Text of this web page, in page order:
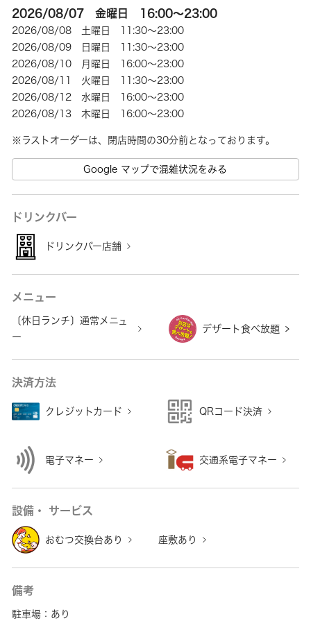
2026/08/07 金曜日 16:00～23:00
2026/08/08 土曜日 11:30～23:00
2026/08/09 日曜日 11:30～23:00
2026/08/10 月曜日 16:00～23:00
2026/08/11 火曜日 11:30～23:00
2026/08/12 水曜日 16:00～23:00
2026/08/13 木曜日 16:00～23:00
Google マップで混雑状況をみる
ドリンクバー
ドリンクバー店舗
メニュー
〔休日ランチ〕通常メニュ
ー
デザート食べ放題
決済方法
クレジットカード QRコード決済
電子マネー 交通系電子マネー
設備・ サービス
おむつ交換台あり 座敷あり
備考
駐車場：あり